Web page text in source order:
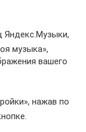
Яндекс.Музыки,
музыка»,
вашего
нажав по